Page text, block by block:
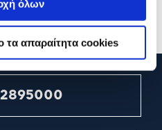
όλων
τα απαραίτητα cookies